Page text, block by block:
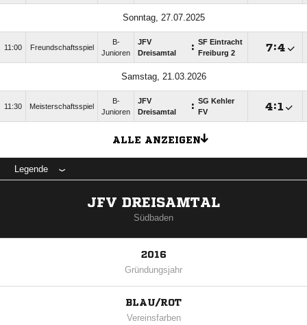
Sonntag, 27.07.2025
11:00 Freundschaftsspiel
B-
Junioren
JFV
Dreisamtal
: SF Eintracht
Freiburg 2
:
Samstag, 21.03.2026
11:30 Meisterschaftsspiel
B-
Junioren
JFV
Dreisamtal
: SG Kehler
FV
:
ALLE ANZEIGEN
Legende
JFV DREISAMTAL
Südbaden
2016
Gründungsjahr
BLAU/ROT
Vereinsfarben